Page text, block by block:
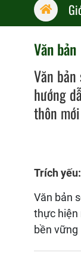
Văn bản
Văn
hướng
thôn
Trích yếu:
Văn bản
thực hiện
bền vững